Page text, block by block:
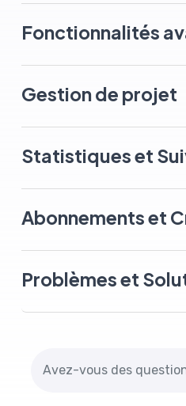
Fonctionnalités
Gestion de projet
Statistiques et
Abonnements et
Problèmes et
Avez-vous des